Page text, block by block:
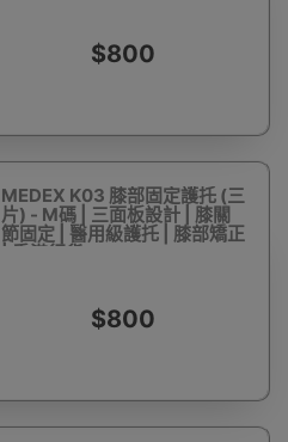
$800
MEDEX K03 膝部固定護托 (三
片) - M碼 | 三面板設計 | 膝關
節固定 | 醫用級護托 | 膝部矯正
| 香港行貨
$800